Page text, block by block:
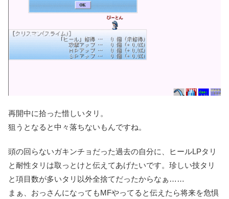
再開中に拾った惜しいタリ。
狙うとなると中々落ちないもんですね。
頭の回らないガキンチョだった過去の自分に、ヒールLPタリ
と耐性タリは取っとけと伝えてあげたいです。珍しい技タリ
と項目数が多いタリ以外全捨てだったからなぁ……
まぁ、おっさんになってもMFやってると伝えたら将来を危惧